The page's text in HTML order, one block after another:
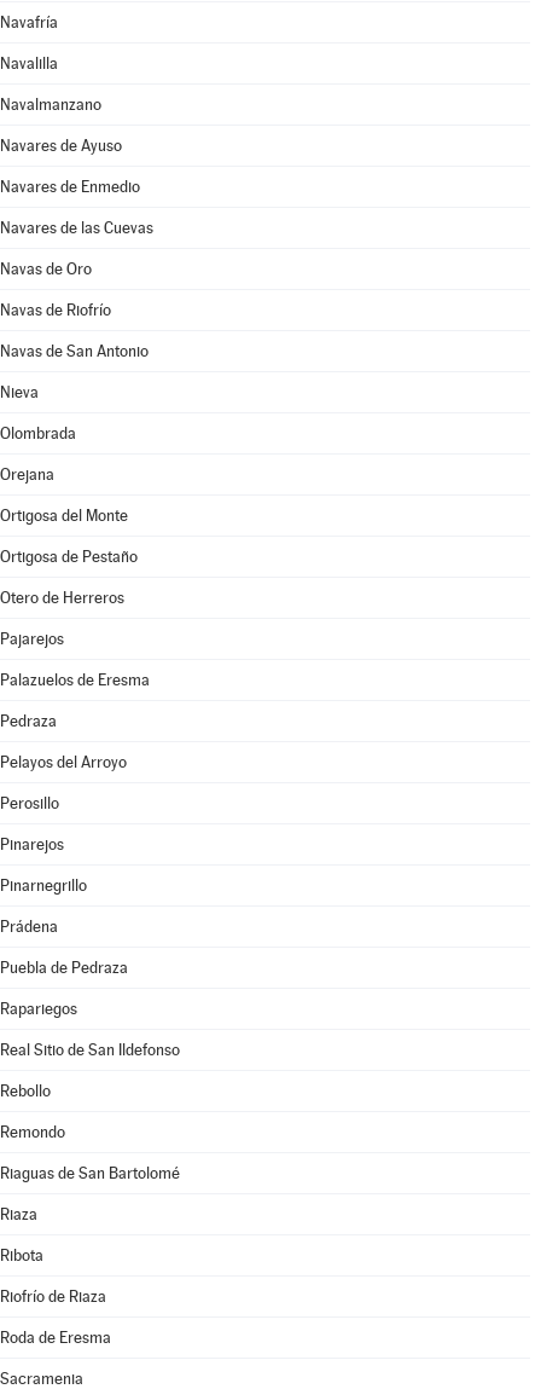
Navafría
Navalilla
Navalmanzano
Navares de Ayuso
Navares de Enmedio
Navares de las Cuevas
Navas de Oro
Navas de Riofrío
Navas de San Antonio
Nieva
Olombrada
Orejana
Ortigosa del Monte
Ortigosa de Pestaño
Otero de Herreros
Pajarejos
Palazuelos de Eresma
Pedraza
Pelayos del Arroyo
Perosillo
Pinarejos
Pinarnegrillo
Prádena
Puebla de Pedraza
Rapariegos
Real Sitio de San Ildefonso
Rebollo
Remondo
Riaguas de San Bartolomé
Riaza
Ribota
Riofrío de Riaza
Roda de Eresma
Sacramenia